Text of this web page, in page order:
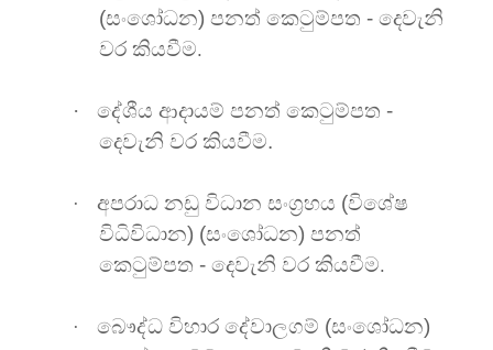
(සංශෝධන) පනත් කෙටුම්පත - දෙවැනි
වර කියවීම.
·
දේශීය ආදායම් පනත් කෙටුම්පත -
දෙවැනි වර කියවීම.
·
අපරාධ නඩු විධාන සංග්‍රහය (විශේෂ
විධිවිධාන) (සංශෝධන) පනත්
කෙටුම්පත - දෙවැනි වර කියවීම.
· බෞද්ධ විහාර දේවාලගම් (සංශෝධන)